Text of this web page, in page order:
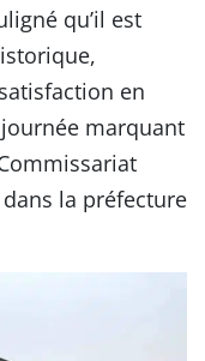
qu’il est
en
marquant
la préfecture